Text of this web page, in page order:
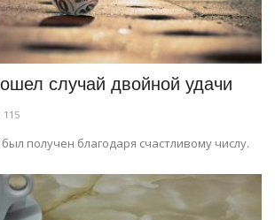
случай двойной удачи
115
получен благодаря счастливому числу.